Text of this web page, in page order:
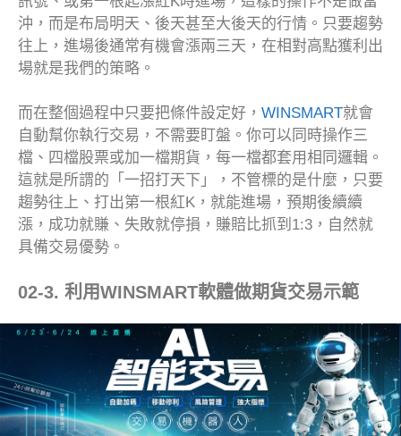
沖，而是布局明天、後天甚至大後天的行情。只要趨勢
往上，進場後通常有機會漲兩三天，在相對高點獲利出
場就是我們的策略。
而在整個過程中只要把條件設定好， WINSMART就會
自動幫你執行交易，不需要盯盤。你可以同時操作三
檔、四檔股票或加一檔期貨，每一檔都套用相同邏輯。
這就是所謂的「一招打天下」，不管標的是什麼，只要
趨勢往上、打出第一根紅K，就能進場，預期後續續
漲，成功就賺、失敗就停損，賺賠比抓到1:3，自然就
具備交易優勢。
02-3. 利用WINSMART軟體做期貨交易示範
我們剛才示範了兩檔股票，接下來再示範一檔 期貨交
首先我們先觀察大盤日K，當行情漲上來遇到壓力位出
現黑K，就有可能是個轉弱訊號，所以如果你打算做